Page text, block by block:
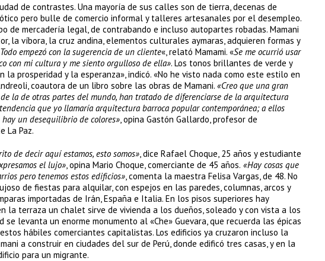
de contrastes. Una mayoría de sus calles son de tierra, decenas de
pero bulle de comercio informal y talleres artesanales por el desempleo.
de mercadería legal, de contrabando e incluso autopartes robadas. Mamani
la víbora, la cruz andina, elementos culturales aymaras, adquieren formas y
empezó con la sugerencia de un cliente«, relató Mamami. «Se me ocurrió usar
con mi cultura y me siento orgulloso de ella». Los tonos brillantes de verde y
prosperidad y la esperanza», indicó. «No he visto nada como este estilo en
coautora de un libro sobre las obras de Mamani. «Creo que una gran
la de otras partes del mundo, han tratado de diferenciarse de la arquitectura
que yo llamaría arquitectura barroca popular contemporánea; a ellos
hay un desequilibrio de colores», opina Gastón Gallardo, profesor de
La Paz.
de decir aquí estamos, esto somos», dice Rafael Choque, 25 años y estudiante
el lujo», opina Mario Choque, comerciante de 45 años. «Hay cosas que
pero tenemos estos edificios», comenta la maestra Felisa Vargas, de 48. No
de fiestas para alquilar, con espejos en las paredes, columnas, arcos y
importadas de Irán, España e Italia. En los pisos superiores hay
la terraza un chalet sirve de vivienda a los dueños, soleado y con vista a los
levanta un enorme monumento al «Che» Guevara, que recuerda las épicas
hábiles comerciantes capitalistas. Los edificios ya cruzaron incluso la
a construir en ciudades del sur de Perú, donde edificó tres casas, y en la
para un migrante.